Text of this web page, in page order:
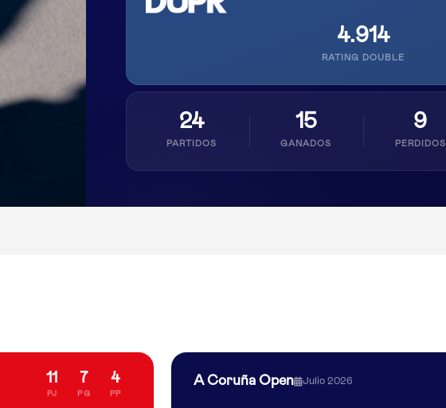
4.914
RATING DOUBLE
24
PARTIDOS
15
GANADOS
9
PERDIDOS
11
PJ
7
PG
4
PP
A Coruña Open Julio 2026